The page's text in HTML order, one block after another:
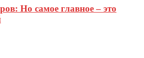
Но самое главное – это